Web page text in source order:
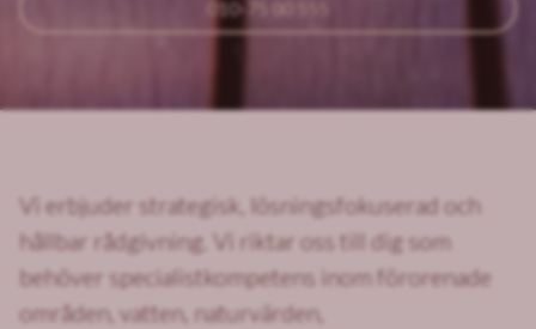
010-75 00 555
Vi erbjuder strategisk, lösningsfokuserad och
hållbar rådgivning. Vi riktar oss till dig som
behöver specialistkompetens inom förorenade
områden, vatten, naturvärden,